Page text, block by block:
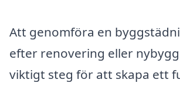
Att genomföra en
efter renovering eller
viktigt steg för att skapa ett